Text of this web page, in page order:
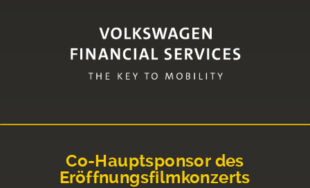
Co-Hauptsponsor des
Eröffnungsfilmkonzerts